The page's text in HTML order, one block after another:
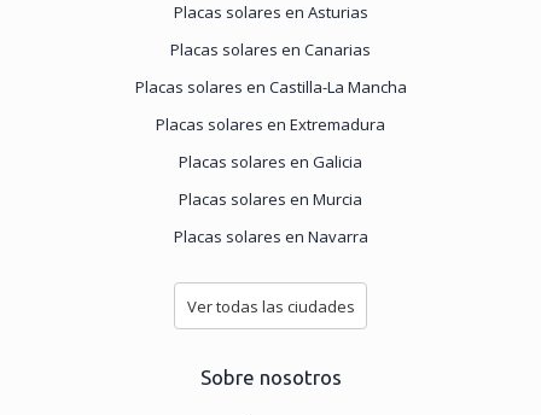
Placas solares en Asturias
Placas solares en Canarias
Placas solares en Castilla-La Mancha
Placas solares en Extremadura
Placas solares en Galicia
Placas solares en Murcia
Placas solares en Navarra
Ver todas las ciudades
Sobre nosotros